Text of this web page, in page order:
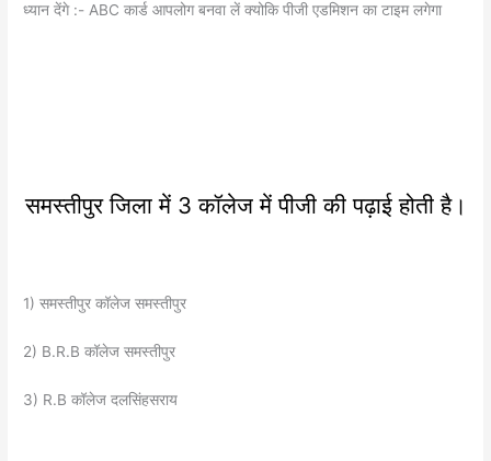
ध्यान देंगे :- ABC कार्ड आपलोग बनवा लें क्योकि पीजी एडमिशन का टाइम लगेगा
समस्तीपुर जिला में 3 कॉलेज में पीजी की पढ़ाई होती है।
1) समस्तीपुर कॉलेज समस्तीपुर
2) B.R.B कॉलेज समस्तीपुर
3) R.B कॉलेज दलसिंहसराय